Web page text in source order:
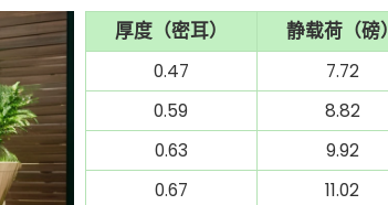
厚度（密耳） 静载荷（磅）
0.47 7.72
0.59
8.82
0.63
9.92
0.67
11.02